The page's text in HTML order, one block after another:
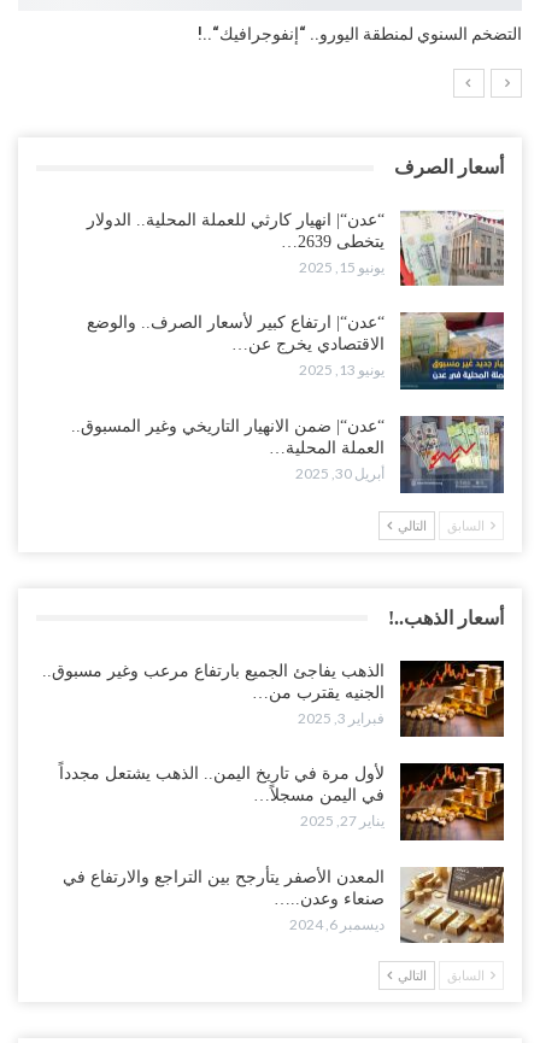
التضخم السنوي لمنطقة اليورو.. “إنفوجرافيك“..!
أسعار الصرف
“عدن“| انهيار كارثي للعملة المحلية.. الدولار
يتخطى 2639…
يونيو 15, 2025
“عدن“| ارتفاع كبير لأسعار الصرف.. والوضع
الاقتصادي يخرج عن…
يونيو 13, 2025
“عدن“| ضمن الانهيار التاريخي وغير المسبوق..
العملة المحلية…
أبريل 30, 2025
السابق التالي
أسعار الذهب..!
الذهب يفاجئ الجميع بارتفاع مرعب وغير مسبوق..
الجنيه يقترب من…
فبراير 3, 2025
لأول مرة في تاريخ اليمن.. الذهب يشتعل مجدداً
في اليمن مسجلاً…
يناير 27, 2025
المعدن الأصفر يتأرجح بين التراجع والارتفاع في
صنعاء وعدن..…
ديسمبر 6, 2024
السابق التالي